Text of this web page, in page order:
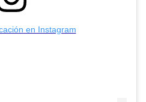
en Instagram